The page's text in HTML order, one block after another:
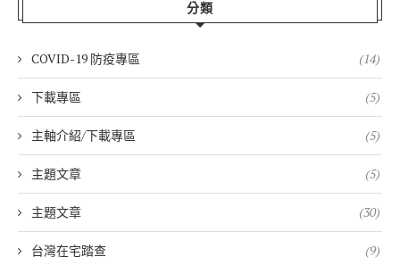
分類
COVID-19 防疫專區 (14)
下載專區 (5)
主軸介紹/下載專區 (5)
主題文章 (5)
主題文章 (30)
台灣在宅踏查 (9)